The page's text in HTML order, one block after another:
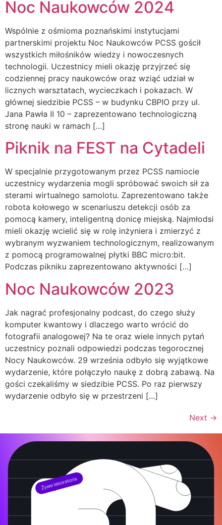
Noc Naukowców 2024
Wspólnie z ośmioma poznańskimi instytucjami
partnerskimi projektu Noc Naukowców PCSS gościł
wszystkich miłośników wiedzy i nowoczesnych
technologii. Uczestnicy mieli okazję przyjrzeć się
codziennej pracy naukowców oraz wziąć udział w
licznych warsztatach, wycieczkach i pokazach. W
głównej siedzibie PCSS – w budynku CBPIO przy ul.
Jana Pawła II 10 – zaprezentowano technologiczną
stronę nauki w ramach […]
Piknik na FEST na Cytadeli
W specjalnie przygotowanym przez PCSS namiocie
uczestnicy wydarzenia mogli spróbować swoich sił za
sterami wirtualnego samolotu. Zaprezentowano także
robota kołowego w scenariuszu detekcji osób za
pomocą kamery, inteligentną donicę miejską. Najmłodsi
mieli okazję wcielić się w rolę inżyniera i zmierzyć z
wybranym wyzwaniem technologicznym, realizowanym
z pomocą programowalnej płytki BBC micro:bit.
Podczas pikniku zaprezentowano aktywności […]
Noc Naukowców 2023
Jak nagrać profesjonalny podcast, do czego służy
komputer kwantowy i dlaczego warto wrócić do
fotografii analogowej? Na te oraz wiele innych pytań
uczestnicy poznali odpowiedzi podczas tegorocznej
Nocy Naukowców. 29 września odbyło się wyjątkowe
wydarzenie, które połączyło naukę z dobrą zabawą. Na
gości czekaliśmy w siedzibie PCSS. Po raz pierwszy
wydarzenie odbyło się w przestrzeni […]
Next →